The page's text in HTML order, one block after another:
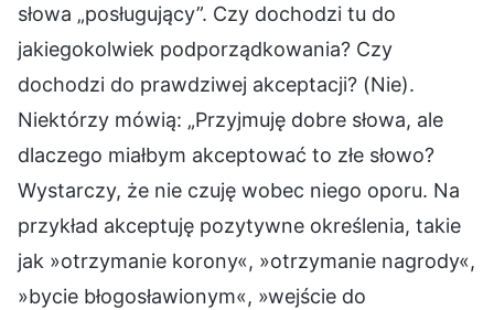
słowa „posługujący”. Czy dochodzi tu do
jakiegokolwiek podporządkowania? Czy
dochodzi do prawdziwej akceptacji? (Nie).
Niektórzy mówią: „Przyjmuję dobre słowa, ale
dlaczego miałbym akceptować to złe słowo?
Wystarczy, że nie czuję wobec niego oporu. Na
przykład akceptuję pozytywne określenia, takie
jak »otrzymanie korony«, »otrzymanie nagrody«,
»bycie błogosławionym«, »wejście do